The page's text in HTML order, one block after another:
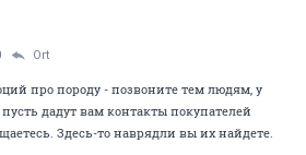
Ort
про породу - позвоните тем людям, у
дадут вам контакты покупателей
Здесь-то наврядли вы их найдете.